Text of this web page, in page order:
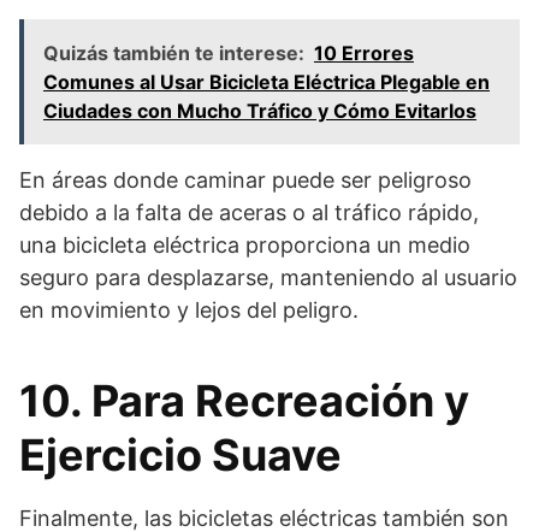
Quizás también te interese: 10 Errores
Comunes al Usar Bicicleta Eléctrica Plegable en
Ciudades con Mucho Tráfico y Cómo Evitarlos
En áreas donde caminar puede ser peligroso
debido a la falta de aceras o al tráfico rápido,
una bicicleta eléctrica proporciona un medio
seguro para desplazarse, manteniendo al usuario
en movimiento y lejos del peligro.
10. Para Recreación y
Ejercicio Suave
Finalmente, las bicicletas eléctricas también son